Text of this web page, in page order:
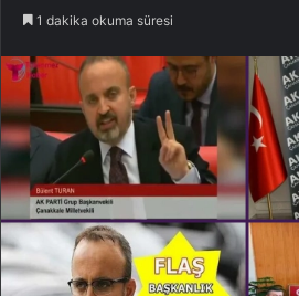
1 dakika okuma süresi